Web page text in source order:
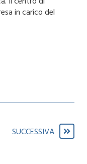
in carico del
SUCCESSIVA